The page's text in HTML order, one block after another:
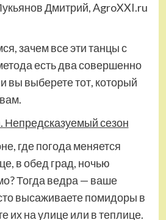
Дмитрий, AgroXXI.ru
зачем все эти танцы с
есть два совершенно
вы выберете тот, который
сезон
где погода меняется
в обед град, ночью
Тогда ведра — ваше
высаживаете помидоры в
их на улице или в теплице.